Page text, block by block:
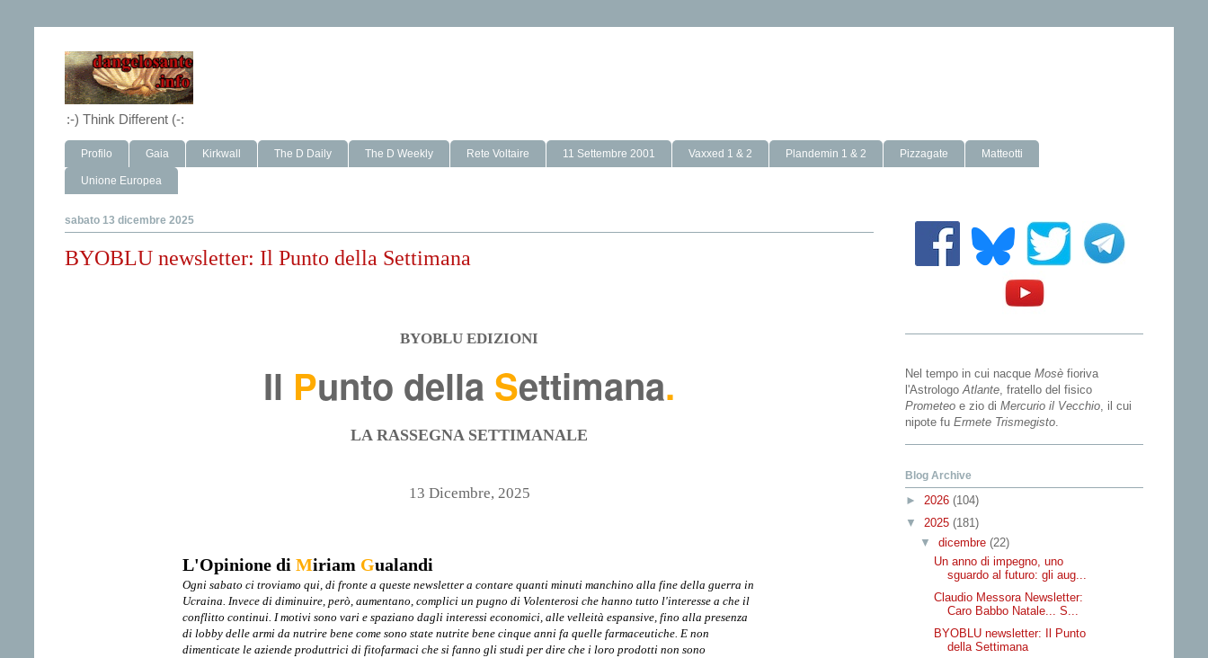
:-) Think Different (-:
Profilo Gaia Kirkwall The D Daily The D Weekly Rete Voltaire 11 Settembre 2001 Vaxxed 1 & 2 Plandemin 1 & 2 Pizzagate Matteotti
Unione Europea
sabato 13 dicembre 2025
BYOBLU newsletter: Il Punto della Settimana
BYOBLU EDIZIONI
Il Punto della Settimana.
LA RASSEGNA SETTIMANALE
13 Dicembre, 2025
L'Opinione di Miriam Gualandi
Ogni sabato ci troviamo qui, di fronte a queste newsletter a contare quanti minuti manchino alla fine della guerra in
Ucraina. Invece di diminuire, però, aumentano, complici un pugno di Volenterosi che hanno tutto l'interesse a che il
conflitto continui. I motivi sono vari e spaziano dagli interessi economici, alle velleità espansive, fino alla presenza
di lobby delle armi da nutrire bene come sono state nutrite bene cinque anni fa quelle farmaceutiche. E non
dimenticate le aziende produttrici di fitofarmaci che si fanno gli studi per dire che i loro prodotti non sono
Nel tempo in cui nacque Mosè fioriva
l'Astrologo Atlante , fratello del fisico
Prometeo e zio di Mercurio il Vecchio , il cui
nipote fu Ermete Trismegisto
Blog Archive
► 2026 (104)
▼ 2025 (181)
▼ dicembre (22)
Un anno di impegno, uno
sguardo al futuro: gli aug...
Claudio Messora Newsletter:
Caro Babbo Natale... S...
BYOBLU newsletter: Il Punto
della Settimana